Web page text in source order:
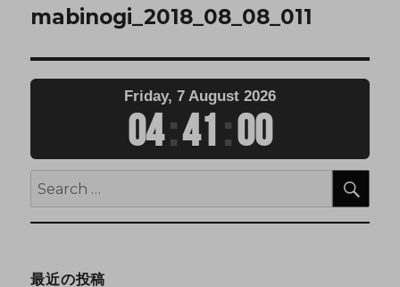
mabinogi_2018_08_08_011
Friday, 7 August 2026
04:41:00
最近の投稿